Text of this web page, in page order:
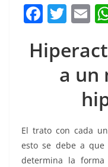
F
c
e
o
k
T
itt
er
E
ai
l
a un
El trato con cada
esto se debe a que
determina la